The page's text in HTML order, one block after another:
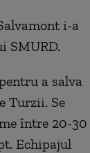
i-a
SMURD.
a salva
Turzii. Se
între 20-30
Echipajul